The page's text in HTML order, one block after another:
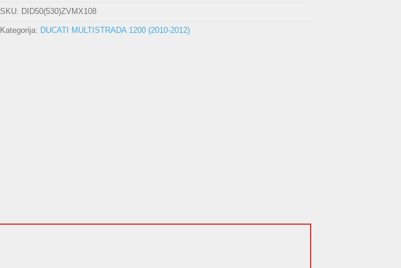
SKU: DID50(530)ZVMX108
Kategorija: DUCATI MULTISTRADA 1200 (2010-2012)